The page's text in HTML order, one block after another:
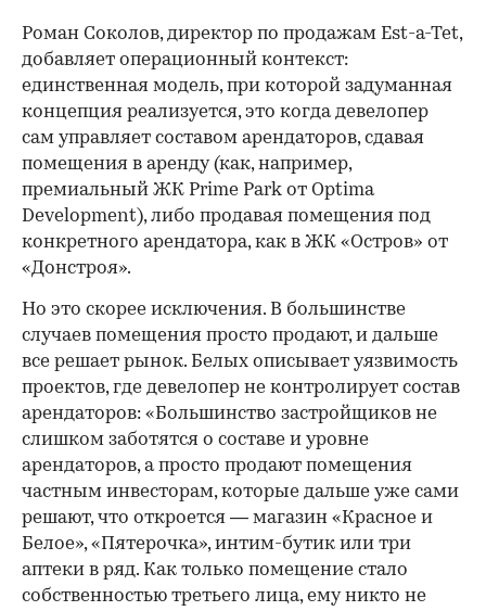
Роман Соколов, директор по продажам Est-a-Tet,
добавляет операционный контекст:
единственная модель, при которой задуманная
концепция реализуется, это когда девелопер
сам управляет составом арендаторов, сдавая
помещения в аренду (как, например,
премиальный ЖК Prime Park от Optima
Development), либо продавая помещения под
конкретного арендатора, как в ЖК «Остров» от
«Донстроя».
Но это скорее исключения. В большинстве
случаев помещения просто продают, и дальше
все решает рынок. Белых описывает уязвимость
проектов, где девелопер не контролирует состав
арендаторов: «Большинство застройщиков не
слишком заботятся о составе и уровне
арендаторов, а просто продают помещения
частным инвесторам, которые дальше уже сами
решают, что откроется — магазин «Красное и
Белое», «Пятерочка», интим-бутик или три
аптеки в ряд. Как только помещение стало
собственностью третьего лица, ему никто не